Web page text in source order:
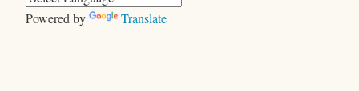
ー
Powered by Translate